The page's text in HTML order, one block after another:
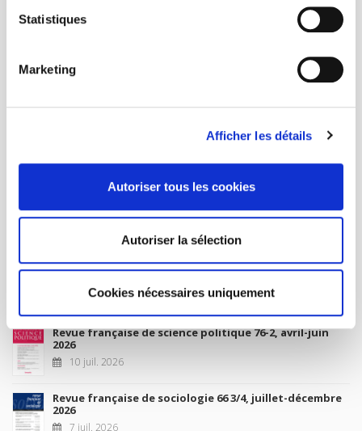
Statistiques
Marketing
Afficher les détails
Autoriser tous les cookies
Autoriser la sélection
Cookies nécessaires uniquement
FOREIGN RIGHTS
CONDITIONS OF SALE
4 sept. 2026
New Releases
Revue française de science politique 76-2, avril-juin
2026
10 juil. 2026
Revue française de sociologie 66 3/4, juillet-décembre
2026
7 juil. 2026